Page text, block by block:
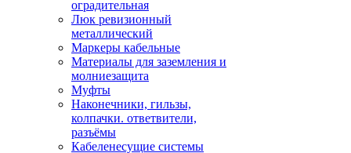
оградительная
Люк ревизионный
металлический
Маркеры кабельные
Материалы для заземления и
молниезащита
Муфты
Наконечники, гильзы,
колпачки. ответвители,
разъёмы
Кабеленесущие системы